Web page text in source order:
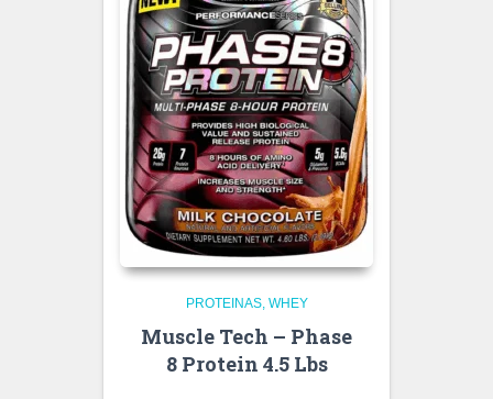
PROTEINAS WHEY
Muscle Tech – Phase
8 Protein 4.5 Lbs